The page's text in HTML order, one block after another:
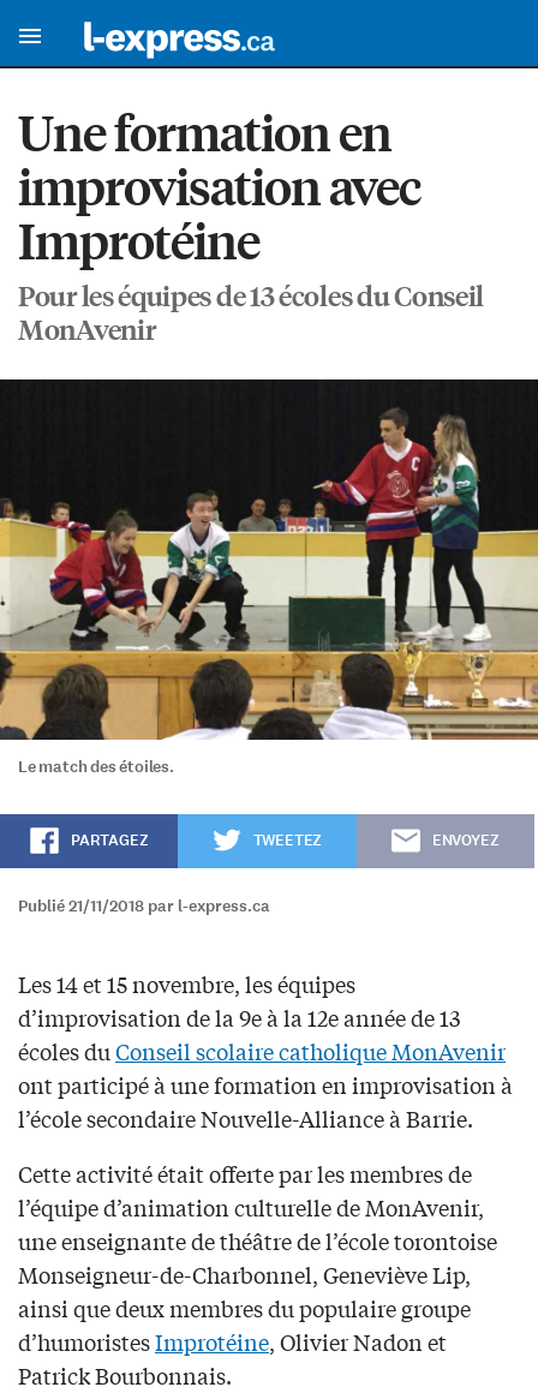
Une formation en
improvisation avec
Improtéine
Pour les équipes de 13 écoles du Conseil
MonAvenir
Le match des étoiles.
PARTAGEZ TWEETEZ ENVOYEZ
Publié 21/11/2018 par l-express.ca
Les 14 et 15 novembre, les équipes
d’improvisation de la 9e à la 12e année de 13
écoles duConseil scolaire catholique MonAvenir
ont participé à une formation en improvisation à
l’école secondaire Nouvelle-Alliance à Barrie.
Cette activité était offerte par les membres de
l’équipe d’animation culturelle de MonAvenir,
une enseignante de théâtre de l’école torontoise
Monseigneur-de-Charbonnel, Geneviève Lip,
ainsi que deux membres du populaire groupe
d’humoristesImprotéine, Olivier Nadon et
Patrick Bourbonnais.